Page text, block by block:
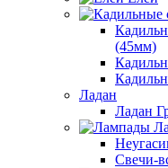
(45мм)
Ладан
Ладан
Свечи-